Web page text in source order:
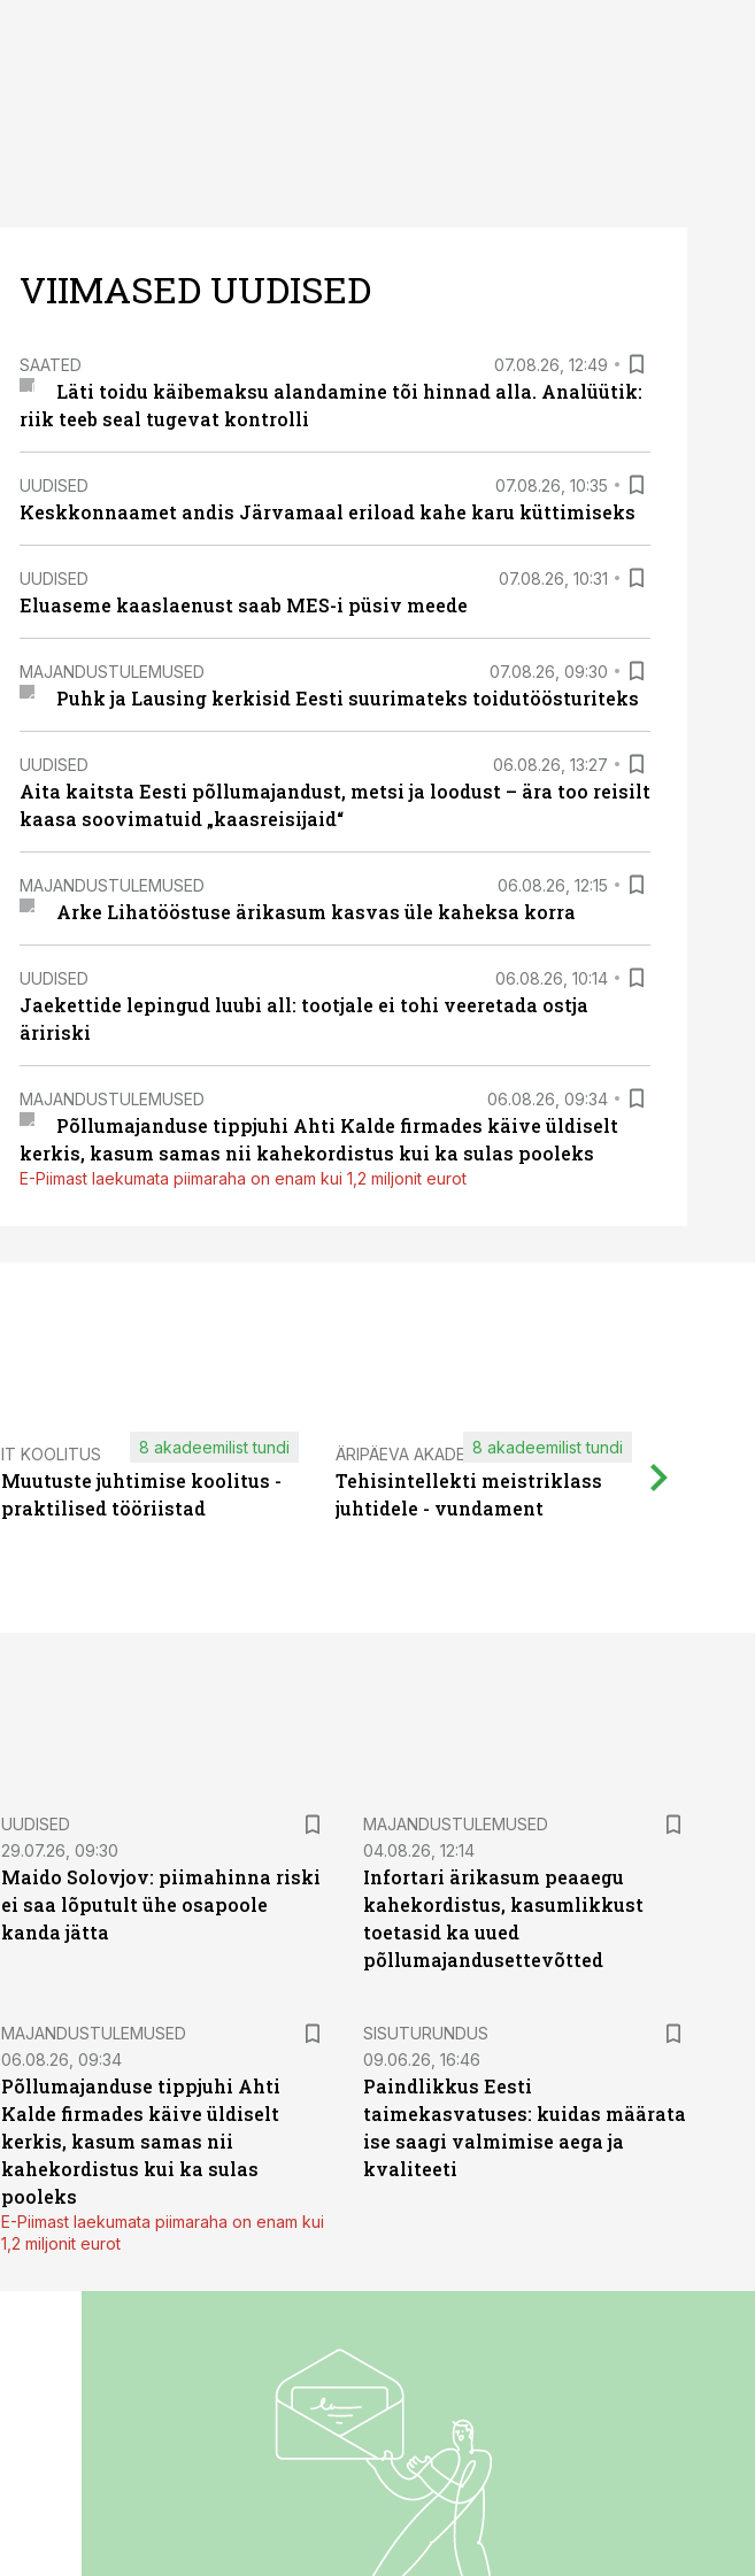
VIIMASED UUDISED
SAATED 07.08.26, 12:49
Läti toidu käibemaksu alandamine tõi hinnad alla. Analüütik:
riik teeb seal tugevat kontrolli
UUDISED 07.08.26, 10:35
Keskkonnaamet andis Järvamaal eriload kahe karu küttimiseks
UUDISED 07.08.26, 10:31
Eluaseme kaaslaenust saab MES-i püsiv meede
MAJANDUSTULEMUSED 07.08.26, 09:30
Puhk ja Lausing kerkisid Eesti suurimateks toidutöösturiteks
UUDISED 06.08.26, 13:27
Aita kaitsta Eesti põllumajandust, metsi ja loodust – ära too reisilt
kaasa soovimatuid „kaasreisijaid“
MAJANDUSTULEMUSED 06.08.26, 12:15
Arke Lihatööstuse ärikasum kasvas üle kaheksa korra
UUDISED 06.08.26, 10:14
Jaekettide lepingud luubi all: tootjale ei tohi veeretada ostja
äririski
MAJANDUSTULEMUSED 06.08.26, 09:34
Põllumajanduse tippjuhi Ahti Kalde firmades käive üldiselt
kerkis, kasum samas nii kahekordistus kui ka sulas pooleks
E-Piimast laekumata piimaraha on enam kui 1,2 miljonit eurot
IT KOOLITUS
Muutuste juhtimise koolitus -
praktilised tööriistad
8 akadeemilist tundi ÄRIPÄEVA AKADEEMIA
Tehisintellekti meistriklass
juhtidele - vundament
8 akadeemilist tundi
UUDISED
29.07.26, 09:30
Maido Solovjov: piimahinna riski
ei saa lõputult ühe osapoole
kanda jätta
MAJANDUSTULEMUSED
04.08.26, 12:14
Infortari ärikasum peaaegu
kahekordistus, kasumlikkust
toetasid ka uued
põllumajandusettevõtted
MAJANDUSTULEMUSED
06.08.26, 09:34
Põllumajanduse tippjuhi Ahti
Kalde firmades käive üldiselt
kerkis, kasum samas nii
kahekordistus kui ka sulas
pooleks
E-Piimast laekumata piimaraha on enam kui
1,2 miljonit eurot
ST
SISUTURUNDUS
09.06.26, 16:46
Paindlikkus Eesti
taimekasvatuses: kuidas määrata
ise saagi valmimise aega ja
kvaliteeti